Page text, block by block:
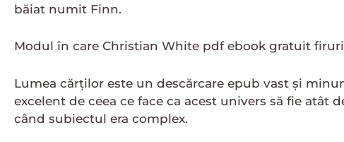
băiat numit Finn.
Modul în care Christian White pdf ebook gratuit
Lumea cărților este un descărcare epub vast și
excelent de ceea ce face ca acest univers să fie atât
când subiectul era complex.